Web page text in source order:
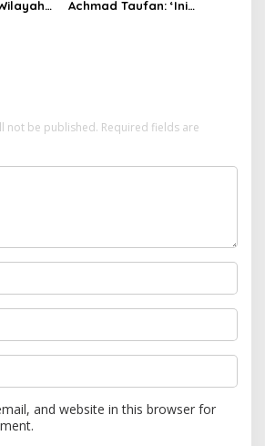
Achmad Taufan: ‘Ini
not be published. Required fields are
and website in this browser for